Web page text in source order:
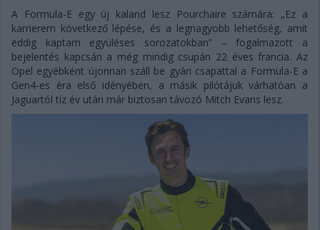
A Formula-E egy új kaland lesz Pourchaire számára: „Ez a
karrierem következő lépése, és a legnagyobb lehetőség, amit
eddig kaptam együléses sorozatokban” – fogalmazott a
bejelentés kapcsán a még mindig csupán 22 éves francia. Az
Opel egyébként újonnan száll be gyári csapattal a Formula-E a
Gen4-es éra első idényében, a másik pilótájuk várhatóan a
Jaguartól tíz év után már biztosan távozó Mitch Evans lesz.